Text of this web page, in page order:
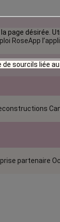
RoseApp
partenaire
page désirée.
de sourcils liée